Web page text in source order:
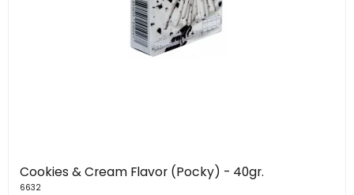
Cookies & Cream Flavor (Pocky) - 40gr.
6632